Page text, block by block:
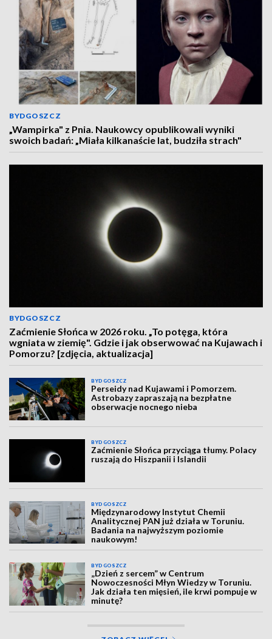
BYDGOSZCZ
„Wampirka" z Pnia. Naukowcy opublikowali wyniki
swoich badań: „Miała kilkanaście lat, budziła strach"
BYDGOSZCZ
Zaćmienie Słońca w 2026 roku. „To potęga, która
wgniata w ziemię". Gdzie i jak obserwować na Kujawach i
Pomorzu? [zdjęcia, aktualizacja]
BYDGOSZCZ
Perseidy nad Kujawami i Pomorzem.
Astrobazy zapraszają na bezpłatne
obserwacje nocnego nieba
BYDGOSZCZ
Zaćmienie Słońca przyciąga tłumy. Polacy
ruszają do Hiszpanii i Islandii
BYDGOSZCZ
Międzynarodowy Instytut Chemii
Analitycznej PAN już działa w Toruniu.
Badania na najwyższym poziomie
naukowym!
BYDGOSZCZ
„Dzień z sercem” w Centrum
Nowoczesności Młyn Wiedzy w Toruniu.
Jak działa ten mięsień, ile krwi pompuje w
minutę?